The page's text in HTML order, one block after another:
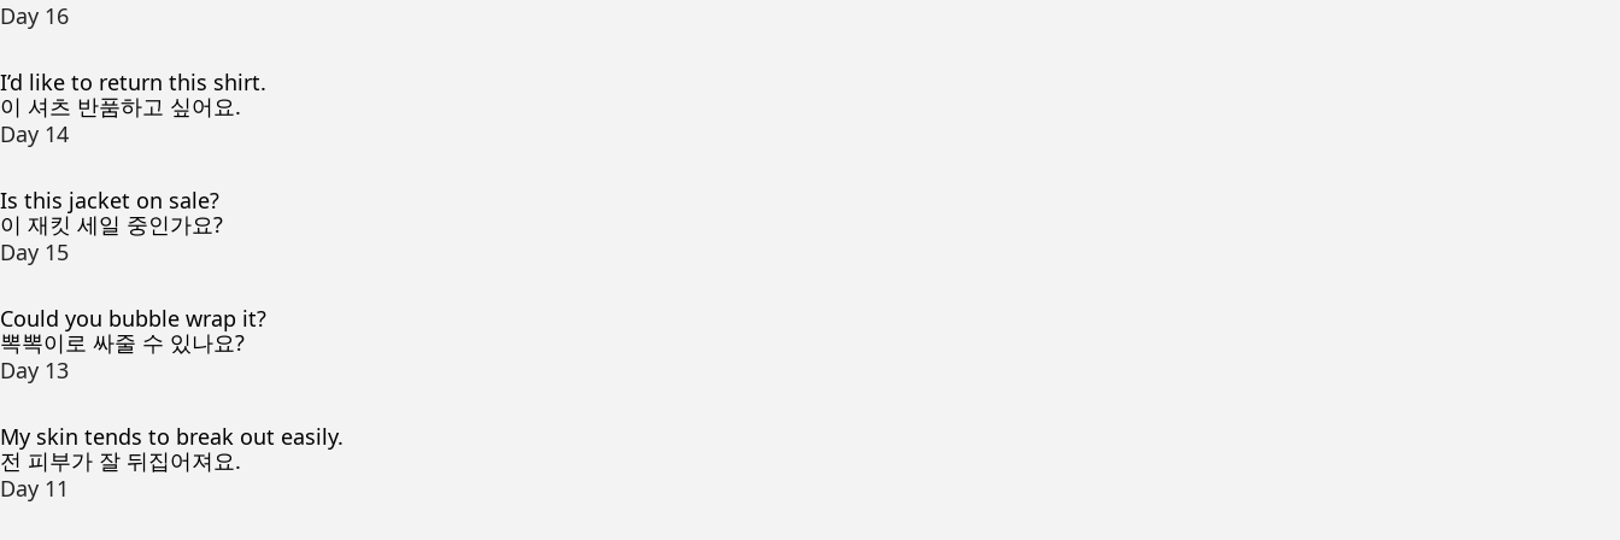
Day 16
I’d like to return this shirt.
이 셔츠 반품하고 싶어요.
Day 14
Is this jacket on sale?
이 재킷 세일 중인가요?
Day 15
Could you bubble wrap it?
뽁뽁이로 싸줄 수 있나요?
Day 13
My skin tends to break out easily.
전 피부가 잘 뒤집어져요.
Day 11